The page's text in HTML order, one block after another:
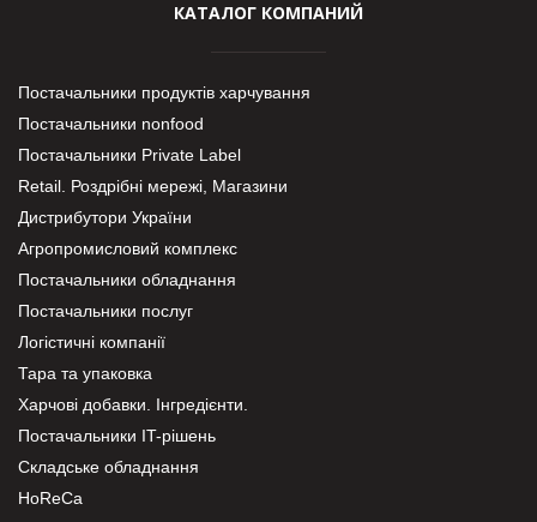
КАТАЛОГ КОМПАНИЙ
Постачальники продуктів харчування
Постачальники nonfood
Постачальники Private Label
Retail. Роздрібні мережі, Магазини
Дистрибутори України
Агропромисловий комплекс
Постачальники обладнання
Постачальники послуг
Логістичні компанії
Тара та упаковка
Харчові добавки. Інгредієнти.
Постачальники IT-рішень
Складське обладнання
HoReCa